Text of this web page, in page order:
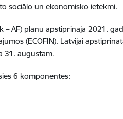
sociālo un ekonomisko ietekmi.
AF) plānu apstiprināja 2021.
(ECOFIN). Latvijai
31. augustam.
6 komponentes: